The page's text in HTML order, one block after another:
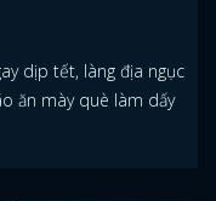
dịp tết, làng địa ngục
ăn mày què làm dấy